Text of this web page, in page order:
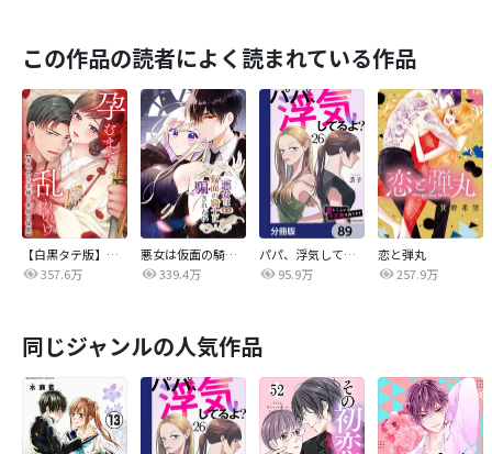
この作品の読者によく読まれている作品
【白黒タテ版】孕むまで乱れいけ～身代わり花嫁と軍服の猛愛
357.6万
悪女は仮面の騎士に騙されない
339.4万
パパ、浮気してるよ？娘と二人でクズ夫を捨てます【分冊版】
95.9万
恋と弾丸
257.9万
同じジャンルの人気作品